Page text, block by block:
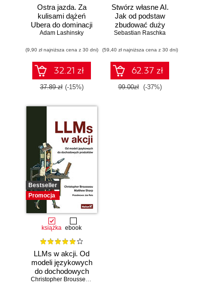
Ostra jazda. Za
kulisami dążeń
Ubera do dominacji
na świecie
Adam Lashinsky
(9,90 zł najniższa cena z 30 dni)
32.21 zł
37.89 zł (-15%)
Stwórz własne AI.
Jak od podstaw
zbudować duży
model językowy
Sebastian Raschka
(59,40 zł najniższa cena z 30 dni)
62.37 zł
99.00zł (-37%)
Bestseller
Promocja
książka ebook
LLMs w akcji. Od
modeli językowych
do dochodowych
produktów
Christopher Brousseau